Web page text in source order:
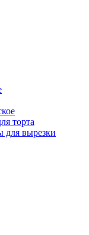
торта
для вырезки